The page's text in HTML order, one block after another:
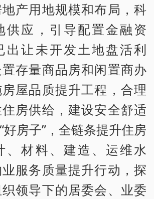
产用地规模和布局，科
供应，引导配置金融资
出让未开发土地盘活利
存量商品房和闲置商办
屋品质提升工程，合理
房供给，建设安全舒适
好房子”，全链条提升住房
、材料、建造、运维水
服务质量提升行动，探
领导下的居委会、业委